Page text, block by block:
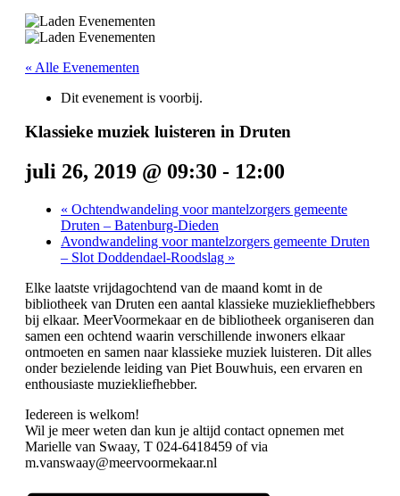
« Alle Evenementen
Dit evenement is voorbij.
Klassieke muziek luisteren in Druten
juli 26, 2019 @ 09:30 - 12:00
« Ochtendwandeling voor mantelzorgers gemeente
Druten – Batenburg-Dieden
Avondwandeling voor mantelzorgers gemeente Druten
– Slot Doddendael-Roodslag »
Elke laatste vrijdagochtend van de maand komt in de
bibliotheek van Druten een aantal klassieke muziekliefhebbers
bij elkaar. MeerVoormekaar en de bibliotheek organiseren dan
samen een ochtend waarin verschillende inwoners elkaar
ontmoeten en samen naar klassieke muziek luisteren. Dit alles
onder bezielende leiding van Piet Bouwhuis, een ervaren en
enthousiaste muziekliefhebber.
Iedereen is welkom!
Wil je meer weten dan kun je altijd contact opnemen met
Marielle van Swaay, T 024-6418459 of via
m.vanswaay@meervoormekaar.nl